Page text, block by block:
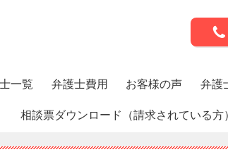
一覧 弁護士費用 お客様の声 弁護
相談票ダウンロード（請求されている方